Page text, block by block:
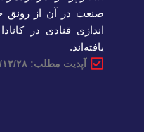
صنعت در آن از رونق
اندازی قنادی در
یافته‌اند.
آپدیت مطلب: ۱۴۰۲/۱۲/۲۸